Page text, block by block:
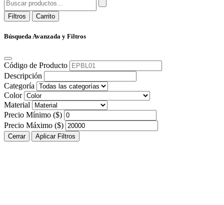
Filtros Carrito
Búsqueda Avanzada y Filtros
Código de Producto
Descripción
Categoría
Color
Material
Precio Mínimo ($)
Precio Máximo ($)
Cerrar Aplicar Filtros